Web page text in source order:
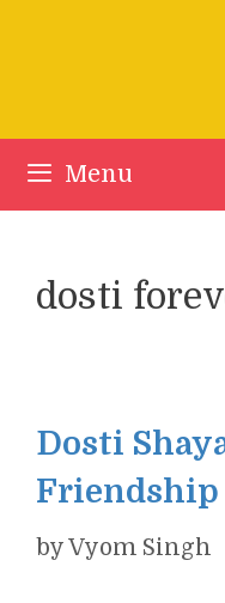
Menu
dosti
Dosti
byVyom Singh